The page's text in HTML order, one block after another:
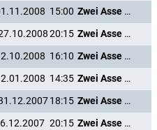
15:00
Zwei Asse trumpfen auf
20:15
Zwei Asse trumpfen auf
16:10
Zwei Asse trumpfen auf
14:35
Zwei Asse trumpfen auf
18:15
Zwei Asse trumpfen auf
20:15
Zwei Asse trumpfen auf